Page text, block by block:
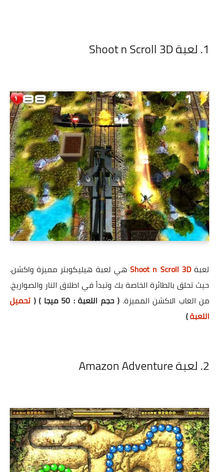
1. لعبة Shoot n Scroll 3D
لعبةShoot n Scroll 3Dهي لعبة هيليكوبتر مميزة واكشن.
حيث تحلق بالطائرة الخاصة بك وتبدأ في اطلاق النار والصواريخ.
من العاب الاكشن المميزة. ( حجم اللعبة : 50 ميجا ) (
تحميل
اللعبة)
2. لعبة Amazon Adventure